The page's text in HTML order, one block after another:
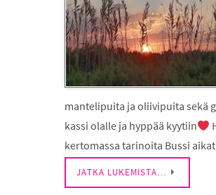
mantelipuita ja oliivipuita sekä
kassi olalle ja hyppää kyytiin
kertomassa tarinoita Bussi
JATKA LUKEMISTA…